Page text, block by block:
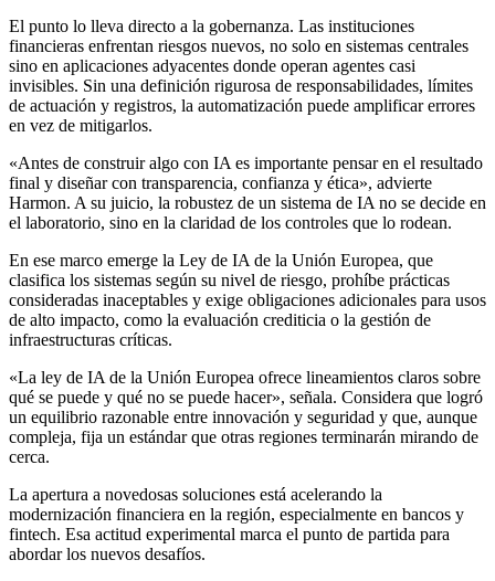
El punto lo lleva directo a la gobernanza. Las instituciones
financieras enfrentan riesgos nuevos, no solo en sistemas centrales
sino en aplicaciones adyacentes donde operan agentes casi
invisibles. Sin una definición rigurosa de responsabilidades, límites
de actuación y registros, la automatización puede amplificar errores
en vez de mitigarlos.
«Antes de construir algo con IA es importante pensar en el resultado
final y diseñar con transparencia, confianza y ética», advierte
Harmon. A su juicio, la robustez de un sistema de IA no se decide en
el laboratorio, sino en la claridad de los controles que lo rodean.
En ese marco emerge la Ley de IA de la Unión Europea, que
clasifica los sistemas según su nivel de riesgo, prohíbe prácticas
consideradas inaceptables y exige obligaciones adicionales para usos
de alto impacto, como la evaluación crediticia o la gestión de
infraestructuras críticas.
«La ley de IA de la Unión Europea ofrece lineamientos claros sobre
qué se puede y qué no se puede hacer», señala. Considera que logró
un equilibrio razonable entre innovación y seguridad y que, aunque
compleja, fija un estándar que otras regiones terminarán mirando de
cerca.
La apertura a novedosas soluciones está acelerando la
modernización financiera en la región, especialmente en bancos y
fintech. Esa actitud experimental marca el punto de partida para
abordar los nuevos desafíos.